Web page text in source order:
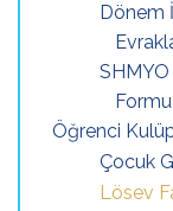
Dönem
Formu
Öğrenci
Çocuk
Lösev